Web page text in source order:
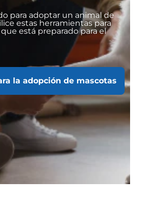
para adoptar un animal de
estas herramientas para
está preparado para el
la adopción de mascotas